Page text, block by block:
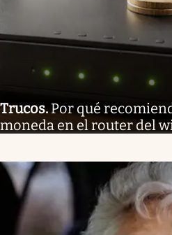
Trucos.Por qué
moneda en el router del